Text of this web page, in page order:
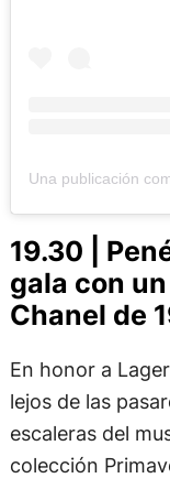
19.30 |
gala con
Chanel de
En honor a
lejos de las
escaleras del
colección